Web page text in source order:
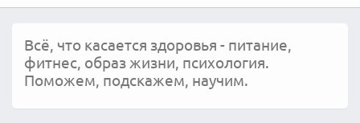
Всё, что касается здоровья - питание,
фитнес, образ жизни, психология.
Поможем, подскажем, научим.